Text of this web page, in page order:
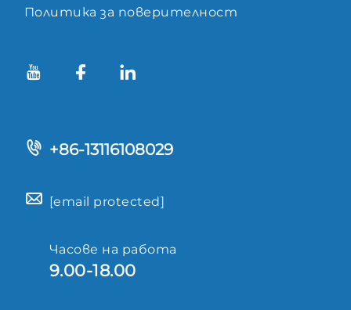
Политика за поверителност
+86-13116108029
[email protected]
Часове на работа
9.00-18.00